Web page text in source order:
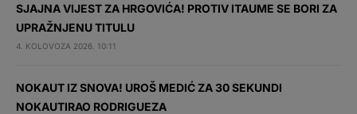
SJAJNA VIJEST ZA HRGOVIĆA! PROTIV ITAUME SE BORI ZA
UPRAŽNJENU TITULU
4. KOLOVOZA 2026. 10:11
NOKAUT IZ SNOVA! UROŠ MEDIĆ ZA 30 SEKUNDI
NOKAUTIRAO RODRIGUEZA